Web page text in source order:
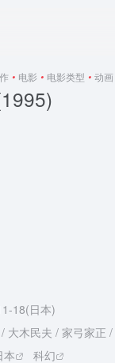
• 电影 • 电影类型 • 动画
18(日本)
大木民夫 / 家弓家正
本 科幻